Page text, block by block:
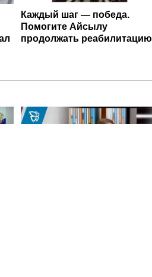
Каждый шаг — победа.
Помогите Айсылу
продолжать реабилитацию